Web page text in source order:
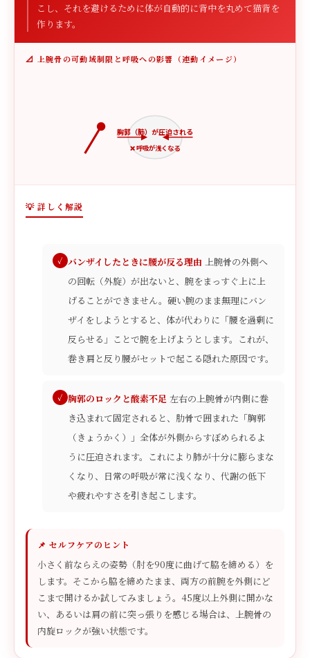
こし、それを避けるために体が自動的に背中を丸めて猫背を
作ります。
📐 上腕骨の可動域制限と呼吸への影響（連動イメージ）
胸郭（肺）が圧迫される
❌ 呼吸が浅くなる
💡 詳しく解説
バンザイしたときに腰が反る理由 上腕骨の外側へ
の回転（外旋）が出ないと、腕をまっすぐ上に上
げることができません。硬い腕のまま無理にバン
ザイをしようとすると、体が代わりに「腰を過剰に
反らせる」ことで腕を上げようとします。これが、
巻き肩と反り腰がセットで起こる隠れた原因です。
胸郭のロックと酸素不足 左右の上腕骨が内側に巻
き込まれて固定されると、肋骨で囲まれた「胸郭
（きょうかく）」全体が外側からすぼめられるよ
うに圧迫されます。これにより肺が十分に膨らまな
くなり、日常の呼吸が常に浅くなり、代謝の低下
や疲れやすさを引き起こします。
📌 セルフケアのヒント
小さく前ならえの姿勢（肘を90度に曲げて脇を締める）を
します。そこから脇を締めたまま、両方の前腕を外側にど
こまで開けるか試してみましょう。45度以上外側に開かな
い、あるいは肩の前に突っ張りを感じる場合は、上腕骨の
内旋ロックが強い状態です。